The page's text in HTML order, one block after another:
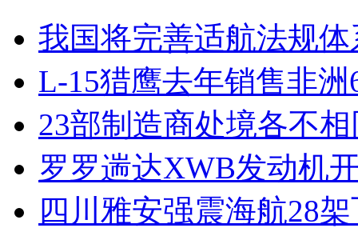
我国将完善适航法规
L-15猎鹰去年销售非
23部制造商处境各不相
罗罗遄达XWB发动机
四川雅安强震海航28